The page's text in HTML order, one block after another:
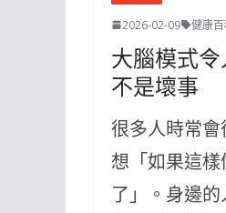
2026-02-09 健康
大腦模式令
不是壞事
很多人時常
想「如果這
了」。身邊